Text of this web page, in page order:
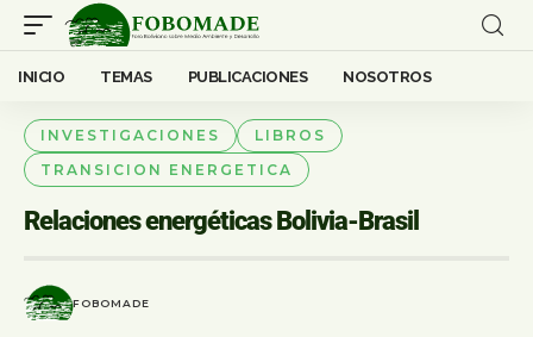
INICIO TEMAS PUBLICACIONES NOSOTROS
INVESTIGACIONES
LIBROS
TRANSICION ENERGETICA
Relaciones energéticas Bolivia-Brasil
FOBOMADE